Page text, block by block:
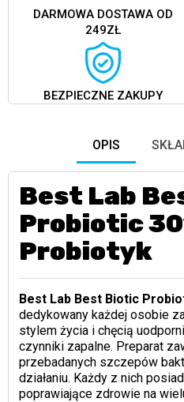
DARMOWA DOSTAWA OD
249ZŁ
BEZPIECZNE ZAKUPY
OPIS
Best Lab
Probiotic
Probiotyk
Best Lab Best Biotic
dedykowany każdej osobie
stylem życia i chęcią
czynniki zapalne. Preparat
przebadanych szczepów
działaniu. Każdy z nich
poprawiające zdrowie na